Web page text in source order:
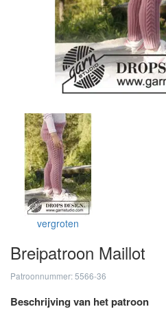
vergroten
Breipatroon Maillot
Patroonnummer: 5566-36
Beschrijving van het patroon